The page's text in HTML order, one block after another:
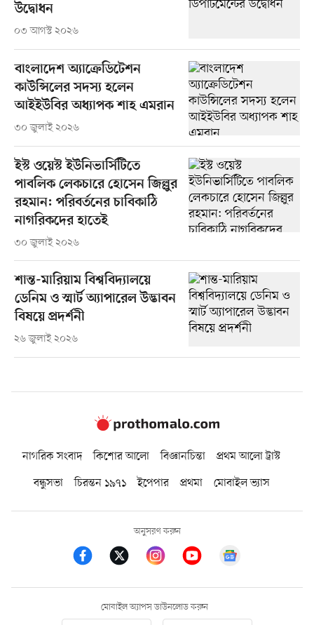
উদ্বোধন
০৩ আগস্ট ২০২৬
বাংলাদেশ অ্যাক্রেডিটেশন
কাউন্সিলের সদস্য হলেন
আইইউবির অধ্যাপক শাহ এমরান
৩০ জুলাই ২০২৬
ইস্ট ওয়েস্ট ইউনিভার্সিটিতে
পাবলিক লেকচারে হোসেন জিল্লুর
রহমান: পরিবর্তনের চাবিকাঠি
নাগরিকদের হাতেই
৩০ জুলাই ২০২৬
শান্ত-মারিয়াম বিশ্ববিদ্যালয়ে
ডেনিম ও স্মার্ট অ্যাপারেল উদ্ভাবন
বিষয়ে প্রদর্শনী
২৬ জুলাই ২০২৬
নাগরিক সংবাদ কিশোর আলো বিজ্ঞানচিন্তা
প্রথম আলো ট্রাস্ট
বন্ধুসভা
চিরন্তন ১৯৭১ ইপেপার প্রথমা মোবাইল ভ্যাস
অনুসরণ করুন
মোবাইল অ্যাপস ডাউনলোড করুন